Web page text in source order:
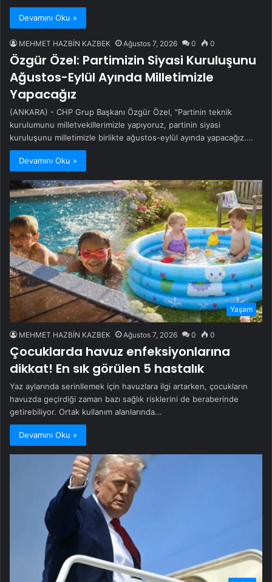
Devamını Oku »
MEHMET HAZBİN KAZBEK Ağustos 7, 2026 0 0
Özgür Özel: Partimizin Siyasi Kuruluşunu
Ağustos-Eylül Ayında Milletimizle
Yapacağız
(ANKARA) - CHP Grup Başkanı Özgür Özel, "Partinin teknik
kurulumunu milletvekillerimizle yapıyoruz, partinin siyasi
kuruluşunu milletimizle birlikte ağustos-eylül ayında yapacağız.…
Devamını Oku »
Yaşam
MEHMET HAZBİN KAZBEK Ağustos 7, 2026 0 0
Çocuklarda havuz enfeksiyonlarına
dikkat! En sık görülen 5 hastalık
Yaz aylarında serinllemek için havuzlara ilgi artarken, çocukların
havuzda geçirdiği zaman bazı sağlık risklerini de beraberinde
getirebiliyor. Ortak kullanım alanlarında…
Devamını Oku »